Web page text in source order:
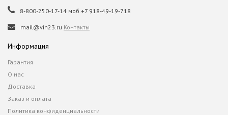
8-800-250-17-14 моб.+7 918-49-19-718
mail@vin23.ru Контакты
Информация
Гарантия
О нас
Доставка
Заказ и оплата
Политика конфиденциальности